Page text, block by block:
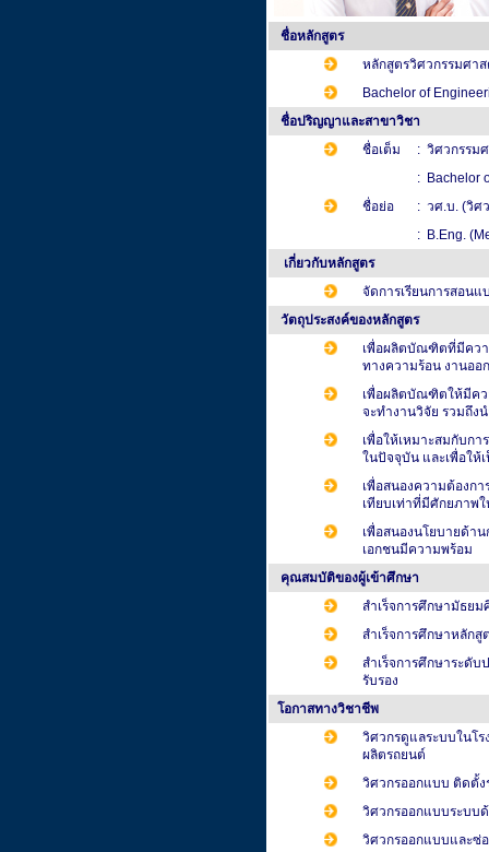
ชื่อหลักสูตร
หลักสูตรวิศวกรรมศา
Bachelor of
ชื่อปริญญาและสาขาวิชา
ชื่อเต็ม
: วิศวกรรม
: Bachelor
ชื่อย่อ
: วศ.บ. (วิศ
: B.Eng.
เกี่ยวกับหลักสูตร
จัดการเรียนการสอนแ
วัตถุประสงค์ของหลักสูตร
เพื่อผลิตบัณฑิตที่มีควา
ทางความร้อน งานออ
เพื่อผลิตบัณฑิตให้มีคว
จะทำงานวิจัย รวมถึ
เพื่อให้เหมาะสมกับก
ในปัจจุบัน และเพื่อให้
เพื่อสนองความต้องก
เทียบเท่าที่มีศักยภาพ
เพื่อสนองนโยบายด้า
เอกชนมีความพร้อม
คุณสมบัติของผู้เข้าศึกษา
สำเร็จการศึกษามัธย
สำเร็จการศึกษาหลัก
สำเร็จการศึกษาระดั
รับรอง
โอกาสทางวิชาชีพ
วิศวกรดูแลระบบในโร
ผลิตรถยนต์
วิศวกรออกแบบ ติดตั้ง
วิศวกรออกแบบระบบ
วิศวกรออกแบบและซ่อ